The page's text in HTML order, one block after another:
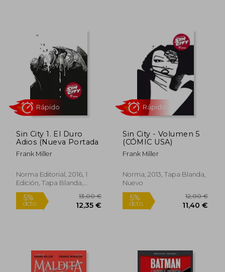
5%
dcto.
5%
dcto.
Sin City 1. El Duro
Adios (Nueva Portada
Frank Miller
Norma Editorial, 2016, 1
Edición, Tapa Blanda,
Nuevo
Sin City - Volumen 5
(CÓMIC USA)
Frank Miller
Norma, 2013, Tapa Blanda,
Nuevo